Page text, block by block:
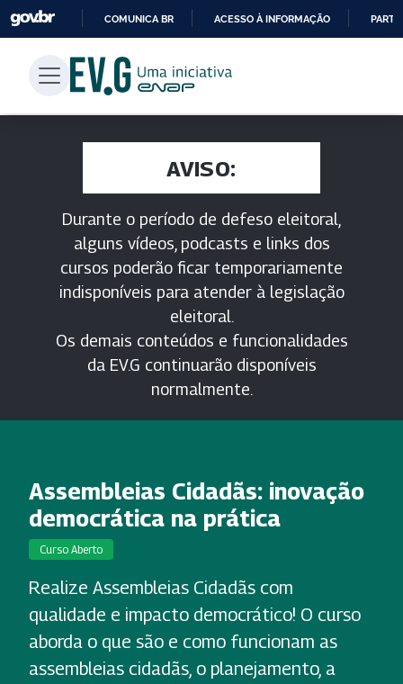
PARA
CONTEÚDO
COMUNICA BR ACESSO À INFORMAÇÃO
AVISO:
Durante o período de defeso eleitoral,
alguns vídeos, podcasts e links dos
cursos poderão ficar temporariamente
indisponíveis para atender à legislação
eleitoral.
Os demais conteúdos e funcionalidades
da EV.G continuarão disponíveis
normalmente.
Assembleias Cidadãs: inovação
democrática na prática
Curso Aberto
Realize Assembleias Cidadãs com
qualidade e impacto democrático! O curso
aborda o que são e como funcionam as
assembleias cidadãs, o planejamento, a